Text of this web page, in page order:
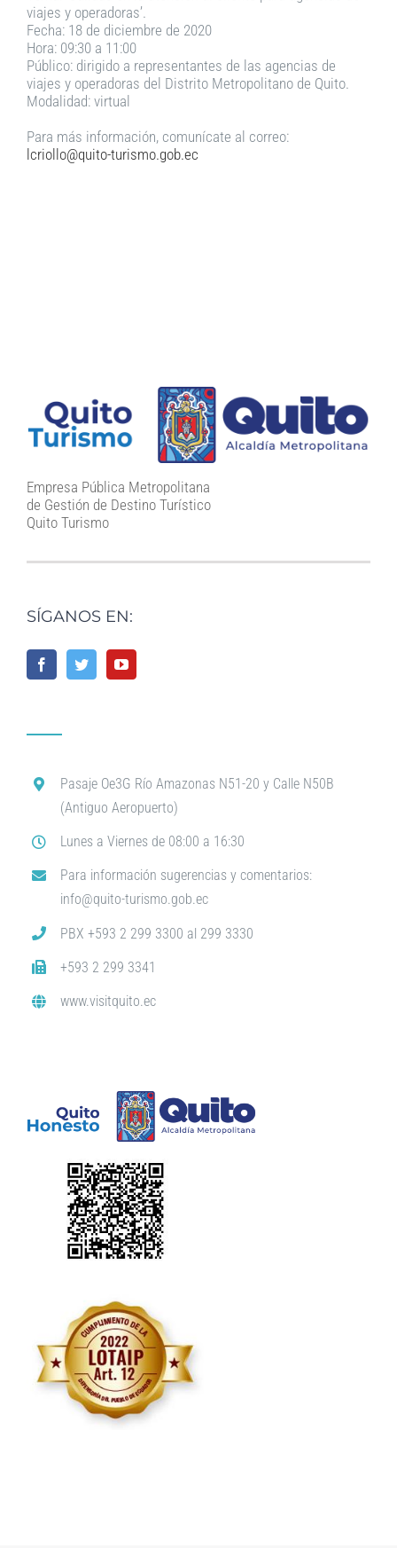
viajes y operadoras’.
Fecha: 18 de diciembre de 2020
Hora: 09:30 a 11:00
Público: dirigido a representantes de las agencias de
viajes y operadoras del Distrito Metropolitano de Quito.
Modalidad: virtual
Para más información, comunícate al correo:
lcriollo@quito-turismo.gob.ec
Empresa Pública Metropolitana
de Gestión de Destino Turístico
Quito Turismo
SÍGANOS EN:
Pasaje Oe3G Río Amazonas N51-20 y Calle N50B
(Antiguo Aeropuerto)
Lunes a Viernes de 08:00 a 16:30
Para información sugerencias y comentarios:
info@quito-turismo.gob.ec
PBX +593 2 299 3300 al 299 3330
+593 2 299 3341
www.visitquito.ec